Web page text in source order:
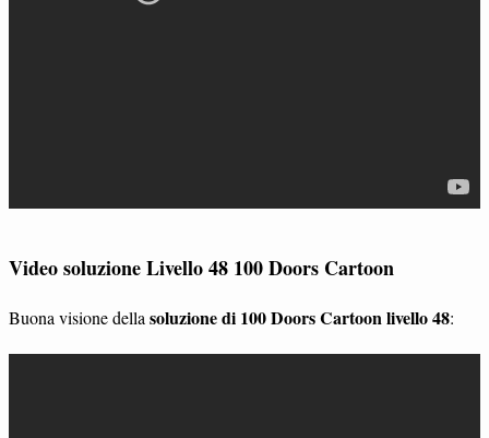
Video soluzione Livello 48 100 Doors Cartoon
Buona visione della soluzione di 100 Doors Cartoon livello 48: